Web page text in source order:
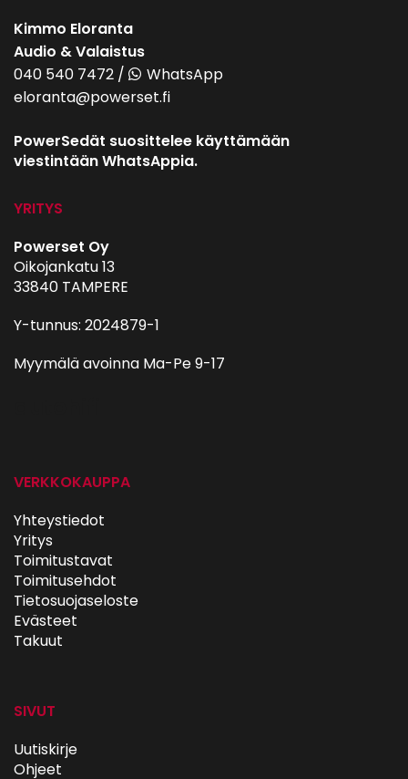
Kimmo Eloranta
Audio & Valaistus
040 540 7472 /
WhatsApp
eloranta@powerset.fi
PowerSedät suosittelee käyttämään
viestintään WhatsAppia.
YRITYS
Powerset Oy
Oikojankatu 13
33840 TAMPERE
Y-tunnus: 2024879-1
Myymälä avoinna Ma-Pe 9-17
VERKKOKAUPPA
Yhteystiedot
Yritys
Toimitustavat
Toimitusehdot
Tietosuojaseloste
Evästeet
Takuut
SIVUT
Uutiskirje
Ohjeet